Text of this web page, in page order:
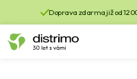
Doprava zdarma již od